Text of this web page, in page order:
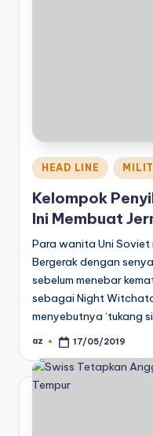
Posted
in
HEAD LINE
Kelompok
Ini Membuat
Para wanita Uni Soviet
Bergerak dengan
sebelum menebar
sebagai Night
menyebutnya ‘tukang
Posted
az 17/05/2019